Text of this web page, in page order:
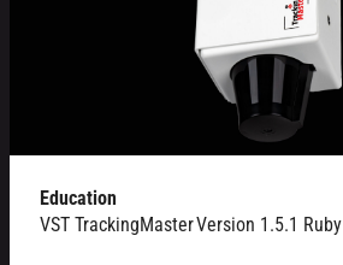
Education
VST TrackingMaster Version 1.5.1 Ruby